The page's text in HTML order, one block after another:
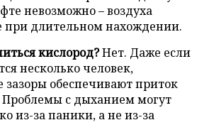
невозможно – воздуха
при длительном нахождении.
кислород?Нет. Даже если
несколько человек,
обеспечивают приток
Проблемы с дыханием могут
из-за паники, а не из-за